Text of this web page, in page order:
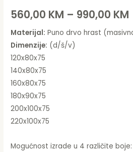
560,00 KM – 990,00 KM
Materijal: Puno drvo hrast
Dimenzije: (d/š/v)
120x80x75
140x80x75
160x80x75
180x90x75
200x100x75
220x100x75
Mogućnost izrade u 4 različite boje: